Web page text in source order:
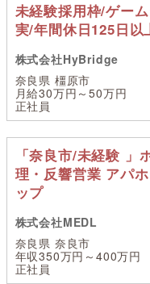
未経験採用枠/ゲー
実/年間休日125日以
株式会社HyBridge
奈良県 橿原市
月給30万円～50万円
正社員
「奈良市/未経験 」
理・反響営業 アパ
ップ
株式会社MEDL
奈良県 奈良市
年収350万円～400万円
正社員